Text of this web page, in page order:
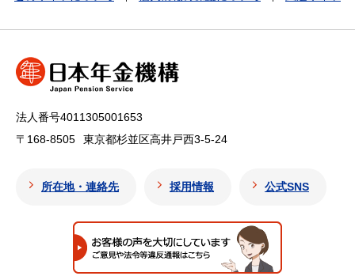
法人番号4011305001653
〒168-8505
東京都杉並区高井戸西3-5-24
所在地・連絡先 採用情報 公式SNS